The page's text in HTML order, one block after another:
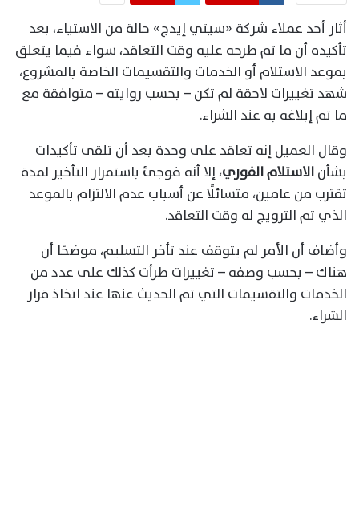
أثار أحد عملاء شركة «سيتي إيدج» حالة من الاستياء، بعد
تأكيده أن ما تم طرحه عليه وقت التعاقد، سواء فيما يتعلق
بموعد الاستلام أو الخدمات والتقسيمات الخاصة بالمشروع،
شهد تغييرات لاحقة لم تكن – بحسب روايته – متوافقة مع
ما تم إبلاغه به عند الشراء.
وقال العميل إنه تعاقد على وحدة بعد أن تلقى تأكيدات
بشأنالاستلام الفوري، إلا أنه فوجئ باستمرار التأخير لمدة
تقترب من عامين، متسائلًا عن أسباب عدم الالتزام بالموعد
الذي تم الترويج له وقت التعاقد.
وأضاف أن الأمر لم يتوقف عند تأخر التسليم، موضحًا أن
هناك – بحسب وصفه – تغييرات طرأت كذلك على عدد من
الخدمات والتقسيمات التي تم الحديث عنها عند اتخاذ قرار
الشراء.